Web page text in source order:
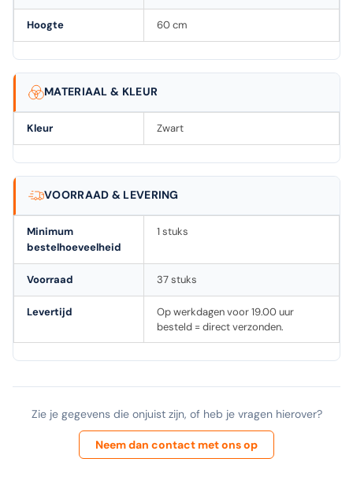
Hoogte 60 cm
MATERIAAL & KLEUR
Kleur Zwart
VOORRAAD & LEVERING
Minimum
bestelhoeveelheid
1 stuks
Voorraad 37 stuks
Levertijd
Op werkdagen voor 19.00 uur
besteld = direct verzonden.
Zie je gegevens die onjuist zijn, of heb je vragen hierover?
Neem dan contact met ons op